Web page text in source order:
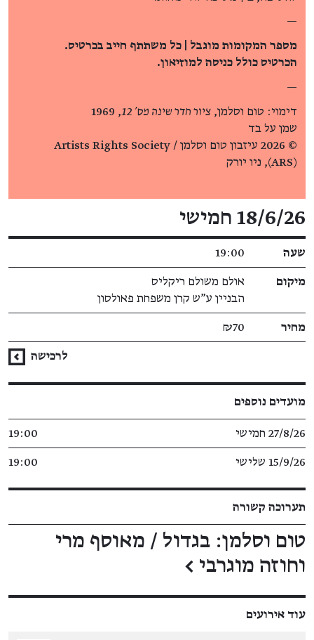
—
מספר המקומות מוגבל | כל משתתף חייב בכרטיס.
הכרטיס כולל כניסה למוזיאון.
—
דימוי: טום וסלמן, ציור חדר שינה מס' 12
, 1969
שמן על בד
© 2026 עיזבון טום וסלמן / Artists Rights Society
(ARS), ניו יורק
פרטי האירוע
18/6/26 חמישי
שעה 19:00
מיקום
אולם משולם ריקליס
הבניין ע"ש קרן משפחת פאולסון
מחיר ₪70
לרכישה
מועדים נוספים
27/8/26 חמישי 19:00
15/9/26 שלישי 19:00
תערוכה קשורה
טום וסלמן: בגדול / מאוסף מרי
וחוזה מוגרבי ←
עוד אירועים